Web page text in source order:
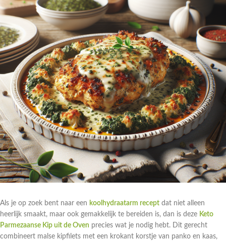
Als je op zoek bent naar een koolhydraatarm recept dat niet alleen
heerlijk smaakt, maar ook gemakkelijk te bereiden is, dan is deze Keto
Parmezaanse Kip uit de Oven precies wat je nodig hebt. Dit gerecht
combineert malse kipfilets met een krokant korstje van panko en kaas,